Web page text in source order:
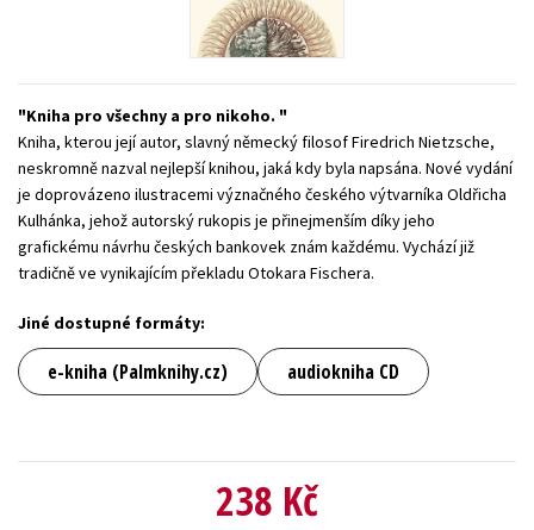
Zahraniční literatura
Všechny tituly
Kniha pro všechny a pro nikoho.
Kniha, kterou její autor, slavný německý filosof Firedrich Nietzsche,
neskromně nazval nejlepší knihou, jaká kdy byla napsána. Nové vydání
je doprovázeno ilustracemi význačného českého výtvarníka Oldřicha
Kulhánka, jehož autorský rukopis je přinejmenším díky jeho
grafickému návrhu českých bankovek znám každému. Vychází již
tradičně ve vynikajícím překladu Otokara Fischera.
Jiné dostupné formáty:
e-kniha (Palmknihy.cz) audiokniha CD
238 Kč